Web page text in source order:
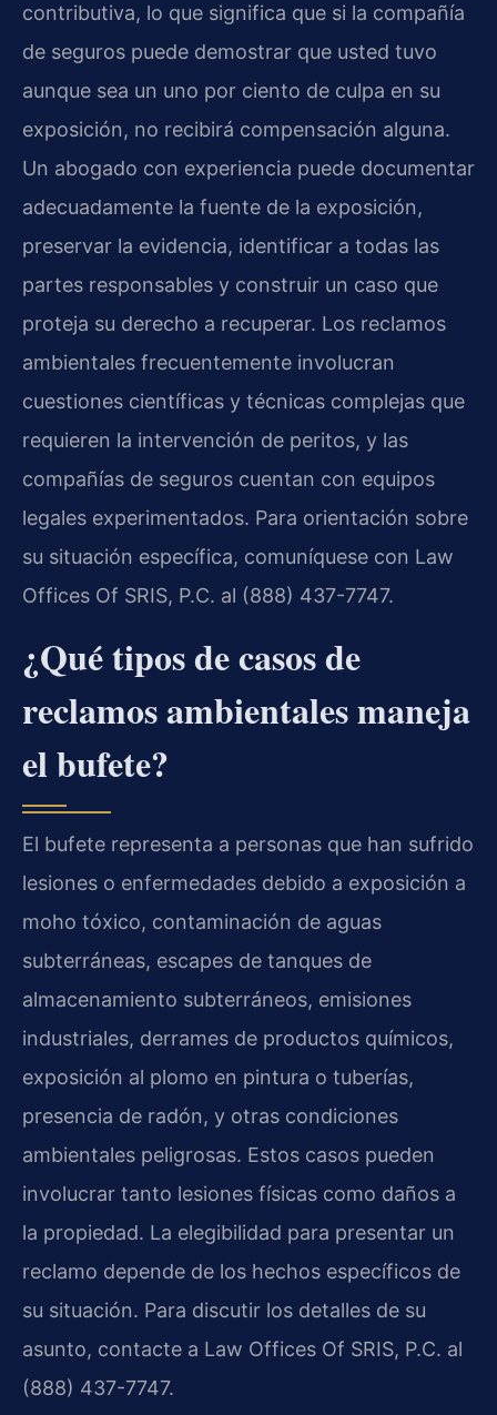
contributiva, lo que significa que si la compañía
de seguros puede demostrar que usted tuvo
aunque sea un uno por ciento de culpa en su
exposición, no recibirá compensación alguna.
Un abogado con experiencia puede documentar
adecuadamente la fuente de la exposición,
preservar la evidencia, identificar a todas las
partes responsables y construir un caso que
proteja su derecho a recuperar. Los reclamos
ambientales frecuentemente involucran
cuestiones científicas y técnicas complejas que
requieren la intervención de peritos, y las
compañías de seguros cuentan con equipos
legales experimentados. Para orientación sobre
su situación específica, comuníquese con Law
Offices Of SRIS, P.C. al (888) 437-7747.
¿Qué tipos de casos de
reclamos ambientales maneja
el bufete?
El bufete representa a personas que han sufrido
lesiones o enfermedades debido a exposición a
moho tóxico, contaminación de aguas
subterráneas, escapes de tanques de
almacenamiento subterráneos, emisiones
industriales, derrames de productos químicos,
exposición al plomo en pintura o tuberías,
presencia de radón, y otras condiciones
ambientales peligrosas. Estos casos pueden
involucrar tanto lesiones físicas como daños a
la propiedad. La elegibilidad para presentar un
reclamo depende de los hechos específicos de
su situación. Para discutir los detalles de su
asunto, contacte a Law Offices Of SRIS, P.C. al
(888) 437-7747.